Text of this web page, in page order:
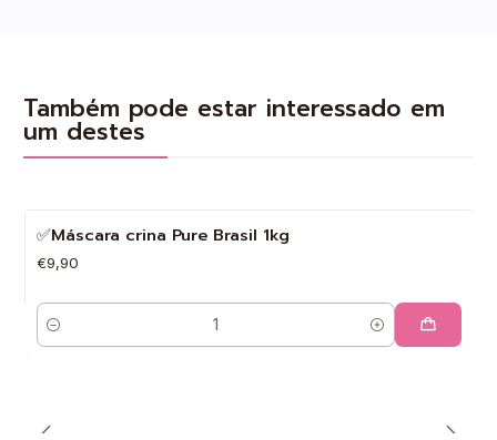
Também pode estar interessado em
um destes
✅Máscara crina Pure Brasil 1kg
€9,90
Quantidade